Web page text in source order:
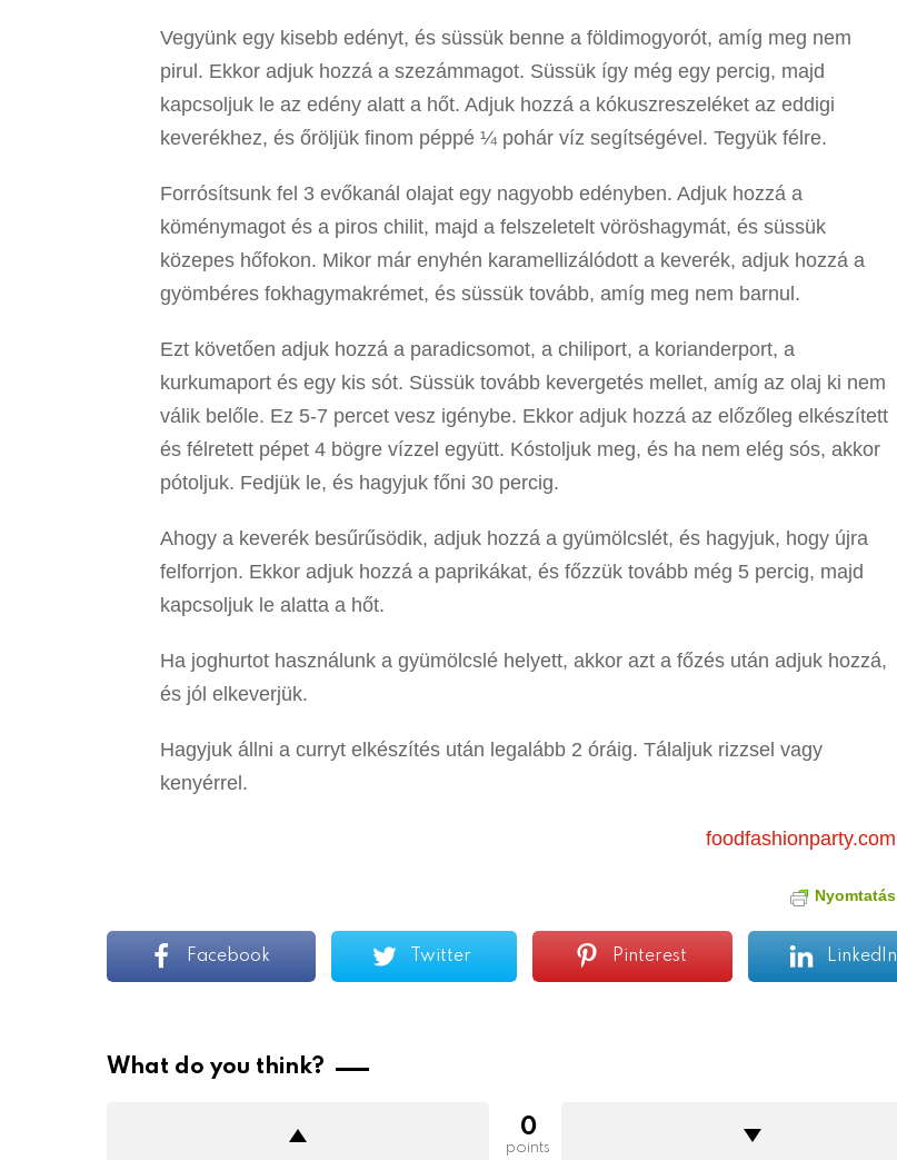
Vegyünk egy kisebb edényt, és süssük benne a földimogyorót, amíg meg nem
pirul. Ekkor adjuk hozzá a szezámmagot. Süssük így még egy percig, majd
kapcsoljuk le az edény alatt a hőt. Adjuk hozzá a kókuszreszeléket az eddigi
keverékhez, és őröljük finom péppé ¼ pohár víz segítségével. Tegyük félre.
Forrósítsunk fel 3 evőkanál olajat egy nagyobb edényben. Adjuk hozzá a
köménymagot és a piros chilit, majd a felszeletelt vöröshagymát, és süssük
közepes hőfokon. Mikor már enyhén karamellizálódott a keverék, adjuk hozzá a
gyömbéres fokhagymakrémet, és süssük tovább, amíg meg nem barnul.
Ezt követően adjuk hozzá a paradicsomot, a chiliport, a korianderport, a
kurkumaport és egy kis sót. Süssük tovább kevergetés mellet, amíg az olaj ki nem
válik belőle. Ez 5-7 percet vesz igénybe. Ekkor adjuk hozzá az előzőleg elkészített
és félretett pépet 4 bögre vízzel együtt. Kóstoljuk meg, és ha nem elég sós, akkor
pótoljuk. Fedjük le, és hagyjuk főni 30 percig.
Ahogy a keverék besűrűsödik, adjuk hozzá a gyümölcslét, és hagyjuk, hogy újra
felforrjon. Ekkor adjuk hozzá a paprikákat, és főzzük tovább még 5 percig, majd
kapcsoljuk le alatta a hőt.
Ha joghurtot használunk a gyümölcslé helyett, akkor azt a főzés után adjuk hozzá,
és jól elkeverjük.
Hagyjuk állni a curryt elkészítés után legalább 2 óráig. Tálaljuk rizzsel vagy
kenyérrel.
foodfashionparty.com
Nyomtatás
Facebook Twitter Pinterest LinkedIn
What do you think?
0
points